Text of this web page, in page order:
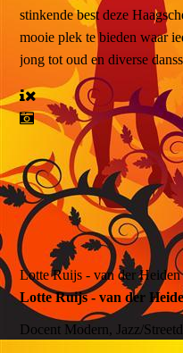
stinkende best deze
mooie plek te bieden waar
jong tot oud en diverse
Lotte Ruijs - van der Heiden
Lotte Ruijs - van der
Docent Modern, Jazz/